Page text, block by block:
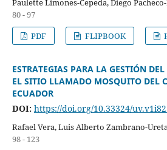
Paulette Limones-Cepeda, Diego
80 - 97
PDF
FLIPBOOK
ESTRATEGIAS PARA LA GESTIÓN
EL SITIO LLAMADO MOSQUITO DEL
ECUADOR
DOI: https://doi.org/10.33324/
Rafael Vera, Luis Alberto Zambrano-
98 - 123